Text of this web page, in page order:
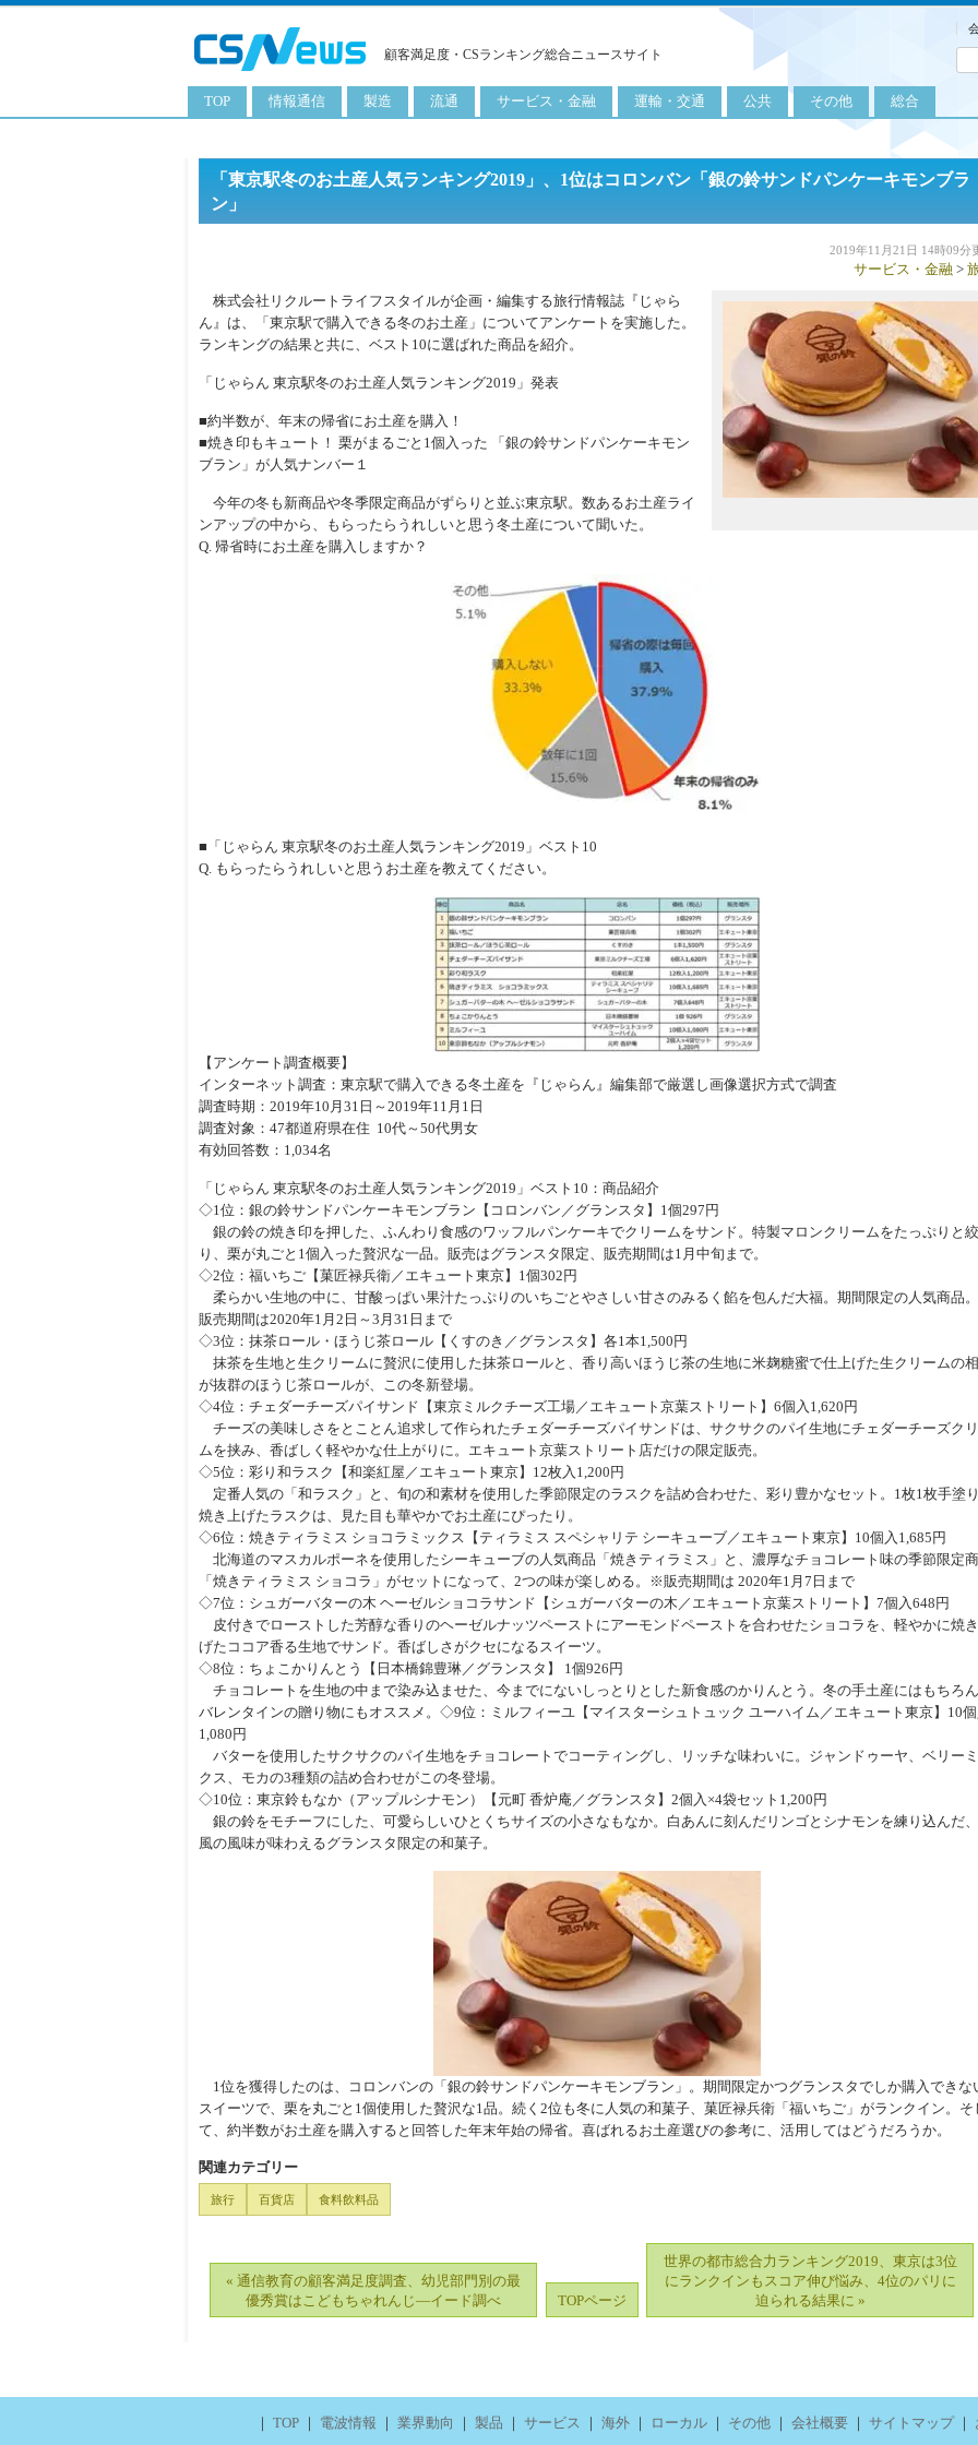
顧客満足度・CSランキング総合ニュースサイト
TOP 情報通信
タブレット
ITソリューション
ITサービス
製造
化粧品
流通
卸
通販
サービス・金融
保険
金融
運輸・交通
自動車
船舶
公共
公益サービス
その他
漁業
教育
労働・仕事
総合
「東京駅冬のお土産人気ランキング2019」、1位はコロンバン「銀の鈴サンドパンケーキモンブラ
ン」
2019年11月21日 14時09分
サービス・金融 >
株式会社リクルートライフスタイルが企画・編集する旅行情報誌『じゃら
ん』は、「東京駅で購入できる冬のお土産」についてアンケートを実施した。
ランキングの結果と共に、ベスト10に選ばれた商品を紹介。
「じゃらん 東京駅冬のお土産人気ランキング2019」発表
■約半数が、年末の帰省にお土産を購入！
■焼き印もキュート！ 栗がまるごと1個入った 「銀の鈴サンドパンケーキモン
ブラン」が人気ナンバー１
今年の冬も新商品や冬季限定商品がずらりと並ぶ東京駅。数あるお土産ライ
ンアップの中から、もらったらうれしいと思う冬土産について聞いた。
Q. 帰省時にお土産を購入しますか？
■「じゃらん 東京駅冬のお土産人気ランキング2019」ベスト10
Q. もらったらうれしいと思うお土産を教えてください。
【アンケート調査概要】
インターネット調査：東京駅で購入できる冬土産を『じゃらん』編集部で厳選し画像選択方式で調査
調査時期：2019年10月31日～2019年11月1日
調査対象：47都道府県在住 10代～50代男女
有効回答数：1,034名
「じゃらん 東京駅冬のお土産人気ランキング2019」ベスト10：商品紹介
◇1位：銀の鈴サンドパンケーキモンブラン【コロンバン／グランスタ】1個297円
銀の鈴の焼き印を押した、ふんわり食感のワッフルパンケーキでクリームをサンド。特製マロンクリームをたっぷりと絞
り、栗が丸ごと1個入った贅沢な一品。販売はグランスタ限定、販売期間は1月中旬まで。
◇2位：福いちご【菓匠禄兵衛／エキュート東京】1個302円
柔らかい生地の中に、甘酸っぱい果汁たっぷりのいちごとやさしい甘さのみるく餡を包んだ大福。期間限定の人気商品
販売期間は2020年1月2日～3月31日まで
◇3位：抹茶ロール・ほうじ茶ロール【くすのき／グランスタ】各1本1,500円
抹茶を生地と生クリームに贅沢に使用した抹茶ロールと、香り高いほうじ茶の生地に米麹糖蜜で仕上げた生クリームの
が抜群のほうじ茶ロールが、この冬新登場。
◇4位：チェダーチーズパイサンド【東京ミルクチーズ工場／エキュート京葉ストリート】6個入1,620円
チーズの美味しさをとことん追求して作られたチェダーチーズパイサンドは、サクサクのパイ生地にチェダーチーズク
ムを挟み、香ばしく軽やかな仕上がりに。エキュート京葉ストリート店だけの限定販売。
◇5位：彩り和ラスク【和楽紅屋／エキュート東京】12枚入1,200円
定番人気の「和ラスク」と、旬の和素材を使用した季節限定のラスクを詰め合わせた、彩り豊かなセット。1枚1枚手塗
焼き上げたラスクは、見た目も華やかでお土産にぴったり。
◇6位：焼きティラミス ショコラミックス【ティラミス スペシャリテ シーキューブ／エキュート東京】10個入1,685円
北海道のマスカルポーネを使用したシーキューブの人気商品「焼きティラミス」と、濃厚なチョコレート味の季節限定
「焼きティラミス ショコラ」がセットになって、2つの味が楽しめる。※販売期間は 2020年1月7日まで
◇7位：シュガーバターの木 ヘーゼルショコラサンド【シュガーバターの木／エキュート京葉ストリート】7個入648円
皮付きでローストした芳醇な香りのヘーゼルナッツペーストにアーモンドペーストを合わせたショコラを、軽やかに焼
げたココア香る生地でサンド。香ばしさがクセになるスイーツ。
◇8位：ちょこかりんとう【日本橋錦豊琳／グランスタ】 1個926円
チョコレートを生地の中まで染み込ませた、今までにないしっとりとした新食感のかりんとう。冬の手土産にはもちろん
バレンタインの贈り物にもオススメ。◇9位：ミルフィーユ【マイスターシュトュック ユーハイム／エキュート東京】10個
1,080円
バターを使用したサクサクのパイ生地をチョコレートでコーティングし、リッチな味わいに。ジャンドゥーヤ、ベリー
クス、モカの3種類の詰め合わせがこの冬登場。
◇10位：東京鈴もなか（アップルシナモン）【元町 香炉庵／グランスタ】2個入×4袋セット1,200円
銀の鈴をモチーフにした、可愛らしいひとくちサイズの小さなもなか。白あんに刻んだリンゴとシナモンを練り込んだ
風の風味が味わえるグランスタ限定の和菓子。
1位を獲得したのは、コロンバンの「銀の鈴サンドパンケーキモンブラン」。期間限定かつグランスタでしか購入できな
スイーツで、栗を丸ごと1個使用した贅沢な1品。続く2位も冬に人気の和菓子、菓匠禄兵衛「福いちご」がランクイン。そ
て、約半数がお土産を購入すると回答した年末年始の帰省。喜ばれるお土産選びの参考に、活用してはどうだろうか。
関連カテゴリー
旅行 百貨店 食料飲料品
« 通信教育の顧客満足度調査、幼児部門別の最
優秀賞はこどもちゃれんじ―イード調べ
TOPページ
世界の都市総合力ランキング2019、東京は3位
にランクインもスコア伸び悩み、4位のパリに
迫られる結果に »
｜ TOP ｜ 電波情報 ｜ 業界動向 ｜ 製品 ｜ サービス ｜ 海外 ｜ ローカル ｜ その他 ｜ 会社概要 ｜ サイトマップ｜